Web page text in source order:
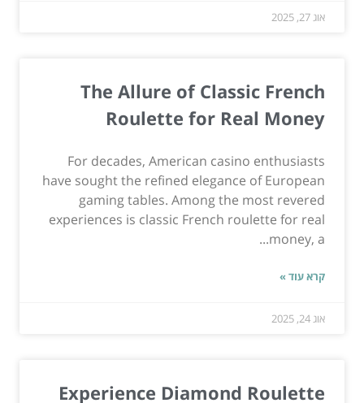
אוג 27, 2025
The Allure of Classic French
Roulette for Real Money
For decades, American casino enthusiasts
have sought the refined elegance of European
gaming tables. Among the most revered
experiences is classic French roulette for real
money, a...
קרא עוד »
אוג 24, 2025
Experience Diamond Roulette